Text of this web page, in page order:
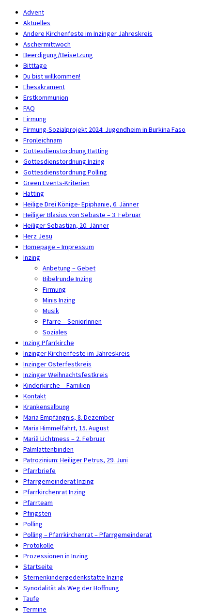
Advent
Aktuelles
Andere Kirchenfeste im Inzinger Jahreskreis
Aschermittwoch
Beerdigung/Beisetzung
Bitttage
Du bist willkommen!
Ehesakrament
Erstkommunion
FAQ
Firmung
Firmung-Sozialprojekt 2024: Jugendheim in Burkina Faso
Fronleichnam
Gottesdienstordnung Hatting
Gottesdienstordnung Inzing
Gottesdienstordnung Polling
Green Events-Kriterien
Hatting
Heilige Drei Könige- Epiphanie, 6. Jänner
Heiliger Blasius von Sebaste – 3. Februar
Heiliger Sebastian, 20. Jänner
Herz Jesu
Homepage – Impressum
Inzing
Anbetung – Gebet
Bibelrunde Inzing
Firmung
Minis Inzing
Musik
Pfarre – SeniorInnen
Soziales
Inzing Pfarrkirche
Inzinger Kirchenfeste im Jahreskreis
Inzinger Osterfestkreis
Inzinger Weihnachtsfestkreis
Kinderkirche – Familien
Kontakt
Krankensalbung
Maria Empfängnis, 8. Dezember
Maria Himmelfahrt, 15. August
Mariä Lichtmess – 2. Februar
Palmlattenbinden
Patrozinium: Heiliger Petrus, 29. Juni
Pfarrbriefe
Pfarrgemeinderat Inzing
Pfarrkirchenrat Inzing
Pfarrteam
Pfingsten
Polling
Polling – Pfarrkirchenrat – Pfarrgemeinderat
Protokolle
Prozessionen in Inzing
Startseite
Sternenkindergedenkstätte Inzing
Synodalität als Weg der Hoffnung
Taufe
Termine